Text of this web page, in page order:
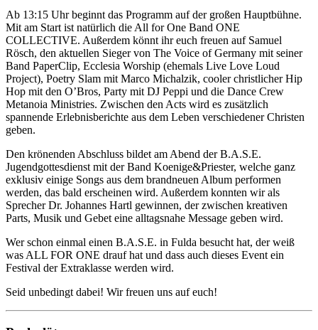
Ab 13:15 Uhr beginnt das Programm auf der großen Hauptbühne.
Mit am Start ist natürlich die All for One Band ONE
COLLECTIVE. Außerdem könnt ihr euch freuen auf Samuel
Rösch, den aktuellen Sieger von The Voice of Germany mit seiner
Band PaperClip, Ecclesia Worship (ehemals Live Love Loud
Project), Poetry Slam mit Marco Michalzik, cooler christlicher Hip
Hop mit den O’Bros, Party mit DJ Peppi und die Dance Crew
Metanoia Ministries. Zwischen den Acts wird es zusätzlich
spannende Erlebnisberichte aus dem Leben verschiedener Christen
geben.
Den krönenden Abschluss bildet am Abend der B.A.S.E.
Jugendgottesdienst mit der Band Koenige&Priester, welche ganz
exklusiv einige Songs aus dem brandneuen Album performen
werden, das bald erscheinen wird. Außerdem konnten wir als
Sprecher Dr. Johannes Hartl gewinnen, der zwischen kreativen
Parts, Musik und Gebet eine alltagsnahe Message geben wird.
Wer schon einmal einen B.A.S.E. in Fulda besucht hat, der weiß
was ALL FOR ONE drauf hat und dass auch dieses Event ein
Festival der Extraklasse werden wird.
Seid unbedingt dabei! Wir freuen uns auf euch!